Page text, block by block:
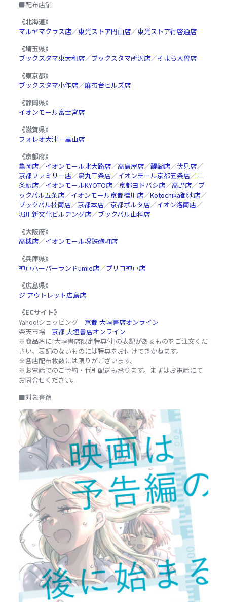
■配布店舗
《北海道》
マルヤマクラス店／東光ストア円山店／東光ストア行啓通店
《埼玉県》
ブックスタマ東大和店／ブックスタマ所沢店／そよら入曽店
《東京都》
ブックスタマ小作店／麻布台ヒルズ店
《静岡県》
イオンモール富士宮店
《滋賀県》
フォレオ大津一里山店
《京都府》
亀岡店／イオンモール北大路店／高島屋店／醍醐店／伏見店／
京都ファミリー店／烏丸三条店／イオンモール京都五条店／二
条駅店／イオンモールKYOTO店／京都ヨドバシ店／高野店／ブ
ックパル五条店／イオンモール京都桂川店／Kotochika御池店／
ブックパル桂南店／京都本店／京都ポルタ店／イオン洛南店／
堀川新文化ビルヂング店／ブックパル山科店
《大阪府》
高槻店／イオンモール堺鉄砲町店
《兵庫県》
神戸ハーバーランドumie店／プリコ神戸店
《広島県》
ジ アウトレット広島店
《ECサイト》
Yahoo!ショッピング 京都 大垣書店オンライン
楽天市場 京都 大垣書店オンライン
※商品名に[大垣書店限定特典付]の表記があるものをご注文くだ
さい。表記のないものには特典をお付けできかねます。
※各店配布枚数には限りがございます。
※お電話でのご予約・代引配送も承ります。まずはお電話にて
お問合せください。
■対象書籍